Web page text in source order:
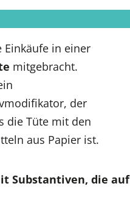
Einkäufe in einer
mitgebracht.
der
die Tüte mit den
aus Papier ist.
Substantiven, die auf